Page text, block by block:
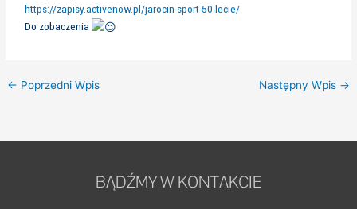
https://zapisy.activenow.pl/jarocin-sport-50-lecie/
Do zobaczenia
← Poprzedni Wpis Następny Wpis →
BĄDŹMY W KONTAKCIE